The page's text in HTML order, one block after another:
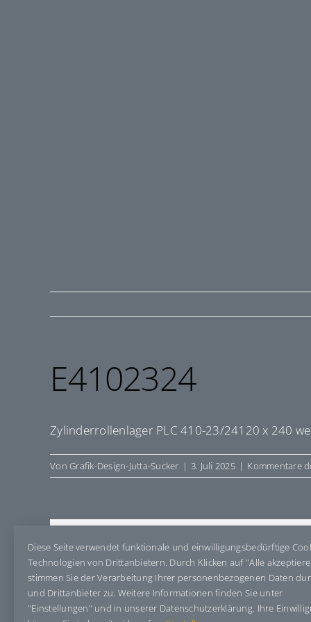
E4102324
Zylinderrollenlager PLC 410-23/24120 x 240
VonGrafik-Design-Jutta-Sucker | 3. Juli 2025 | Kommentare
Share This Story, Choose Your
Diese Seite verwendet funktionale und einwilligungsbedürftige
Technologien von Drittanbietern. Durch Klicken auf "Alle
stimmen Sie der Verarbeitung Ihrer personenbezogenen Daten
und Drittanbieter zu. Weitere Informationen finden Sie unter
"Einstellungen" und in unserer Datenschutzerklärung. Ihre